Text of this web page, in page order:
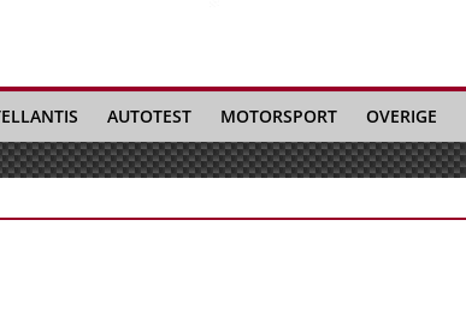
AUTOTEST MOTORSPORT OVERIGE